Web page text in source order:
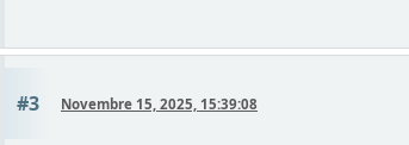
#3 Novembre 15, 2025, 15:39:08